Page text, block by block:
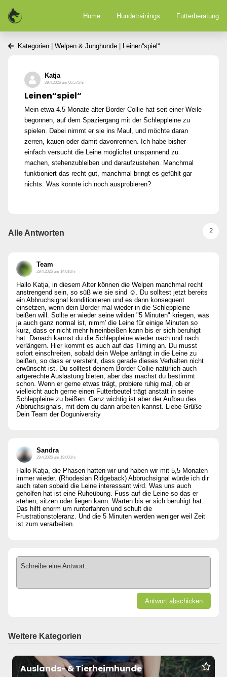
Home Hundetrainings Futterberatung
Kategorien Welpen & Junghunde Leinen“spiel“
Katja
29.4.2026 um 06:57Uhr
Leinen“spiel“
Mein etwa 4.5 Monate alter Border Collie hat seit einer Weile
begonnen, auf dem Spaziergang mit der Schleppleine zu
spielen. Dabei nimmt er sie ins Maul, und möchte daran
zerren, kauen oder damit davonrennen. Ich habe bisher
einfach versucht die Leine möglichst unspannend zu
machen, stehenzubleiben und daraufzustehen. Manchmal
funktioniert das recht gut, manchmal bringt es gefühlt gar
nichts. Was könnte ich noch ausprobieren?
Alle Antworten 2
Team
29.4.2026 um 14:01Uhr
Hallo Katja, in diesem Alter können die Welpen manchmal recht
anstrengend sein, so süß wie sie sind ☺️. Du solltest jetzt bereits
ein Abbruchsignal konditionieren und es dann konsequent
einsetzen, wenn dein Border mal wieder in die Schleppleine
beißen will. Sollte er wieder seine wilden "5 Minuten" kriegen, was
ja auch ganz normal ist, nimm' die Leine für einige Minuten so
kurz, dass er nicht mehr hineinbeißen kann bis er sich beruhigt
hat. Danach kannst du die Schleppleine wieder nach und nach
verlängern. Hier kommt es auch auf das Timing an. Du musst
sofort einschreiten, sobald dein Welpe anfängt in die Leine zu
beißen, so dass er versteht, dass gerade dieses Verhalten nicht
erwünscht ist. Du solltest deinem Border Collie natürlich auch
artgerechte Auslastung bieten, aber das machst du bestimmt
schon. Wenn er gerne etwas trägt, probiere ruhig mal, ob er
vielleicht auch gerne einen Futterbeutel trägt anstatt in seine
Schleppleine zu beißen. Ganz wichtig ist aber der Aufbau des
Abbruchsignals, mit dem du dann arbeiten kannst. Liebe Grüße
Dein Team der Doguniversity
Sandra
29.4.2026 um 19:06Uhr
Hallo Katja, die Phasen hatten wir und haben wir mit 5,5 Monaten
immer wieder. (Rhodesian Ridgeback) Abbruchsignal würde ich dir
auch raten sobald die Leine interessant wird. Was uns auch
geholfen hat ist eine Ruheübung. Fuss auf die Leine so das er
stehen, sitzen oder liegen kann. Warten bis er sich beruhigt hat.
Das hilft enorm um runterfahren und schult die
Frustrationstoleranz. Und die 5 Minuten werden weniger weil Zeit
ist zum verarbeiten.
Schreibe eine Antwort...
Antwort abschicken
Weitere Kategorien
Auslands- & Tierheimhunde